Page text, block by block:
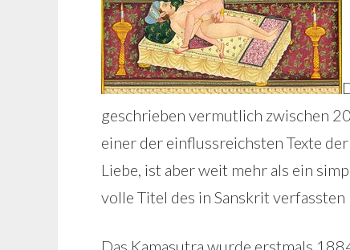
geschrieben vermutlich zwischen
einer der einflussreichsten Texte
Liebe, ist aber weit mehr als ein
volle Titel des in Sanskrit verfassten
Das Kamasutra wurde erstmals